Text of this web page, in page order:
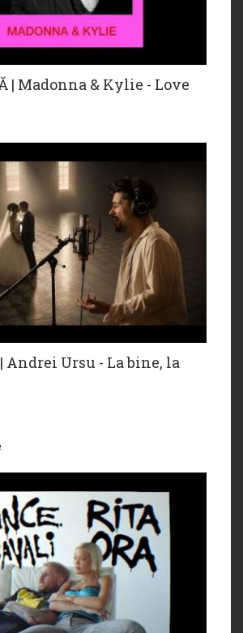
| Madonna & Kylie - Love
Andrei Ursu - La bine, la